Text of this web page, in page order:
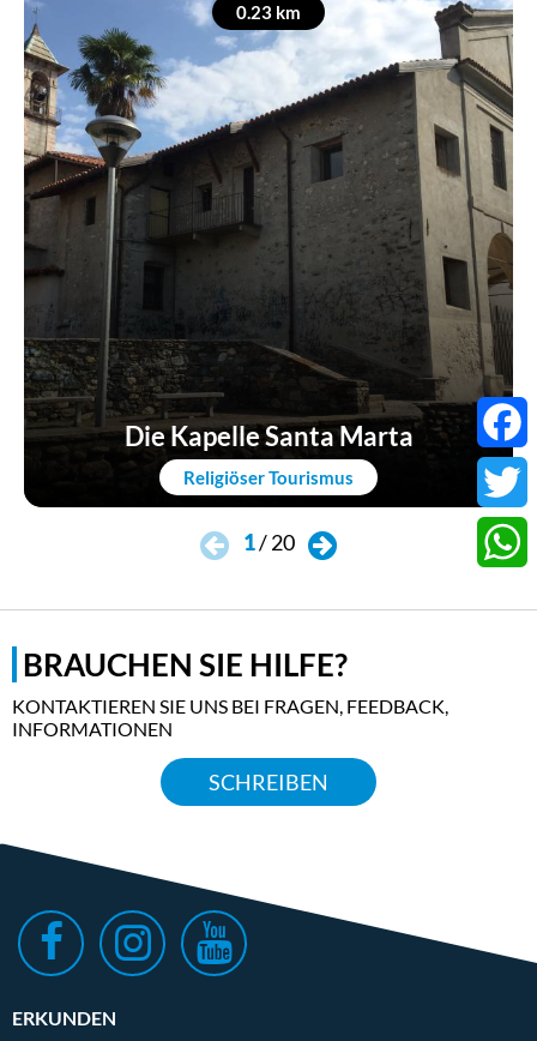
Twitter
0.23 km
Religiöser Tourismus
Die Kapelle Santa Marta
1/20
BRAUCHEN SIE HILFE?
KONTAKTIEREN SIE UNS BEI FRAGEN, FEEDBACK,
INFORMATIONEN
SCHREIBEN
ERKUNDEN